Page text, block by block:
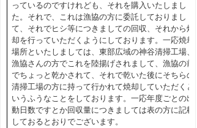
っているのですけれども、それを購入いたしまし
た。それで、これは漁協の方に委託しておりまし
て、それでヒシ等につきましての回収、それから焼
却を行っていただくようにしております。一応焼却
場所といたしましては、東部広域の神谷清掃工場、
漁協さんの方でこれを陸揚げされまして、漁協の前
でちょっと乾かされて、それで乾いた後にそちらの
清掃工場の方に持って行かれて焼却していただくと
いうふうなことをしております。一応年度ごとの出
動日数ですとか回収量につきましては表の方に記載
しておるとおりでございます。